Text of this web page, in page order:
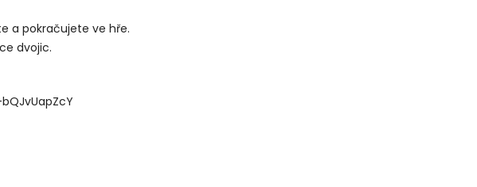
a pokračujete ve hře.
dvojic.